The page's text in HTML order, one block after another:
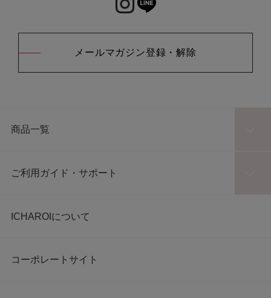
メールマガジン登録・解除
商品一覧
ご利用ガイド・サポート
ICHAROIについて
コーポレートサイト